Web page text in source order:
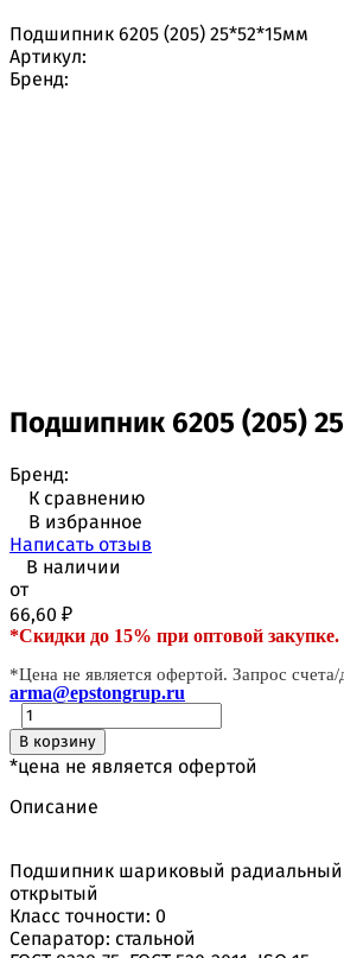
Подшипник 6205 (205) 25*52*15мм
Артикул:
Бренд:
Подшипник 6205 (205)
Бренд:
К сравнению
В избранное
Написать отзыв
В наличии
от
66,60 ₽
*Скидки до 15% при оптовой закупке.
*Цена не является офертой. Запрос счета/
arma@epstongrup.ru
В корзину
*цена не является офертой
Описание
Подшипник шариковый
открытый
Класс точности: 0
Сепаратор: стальной